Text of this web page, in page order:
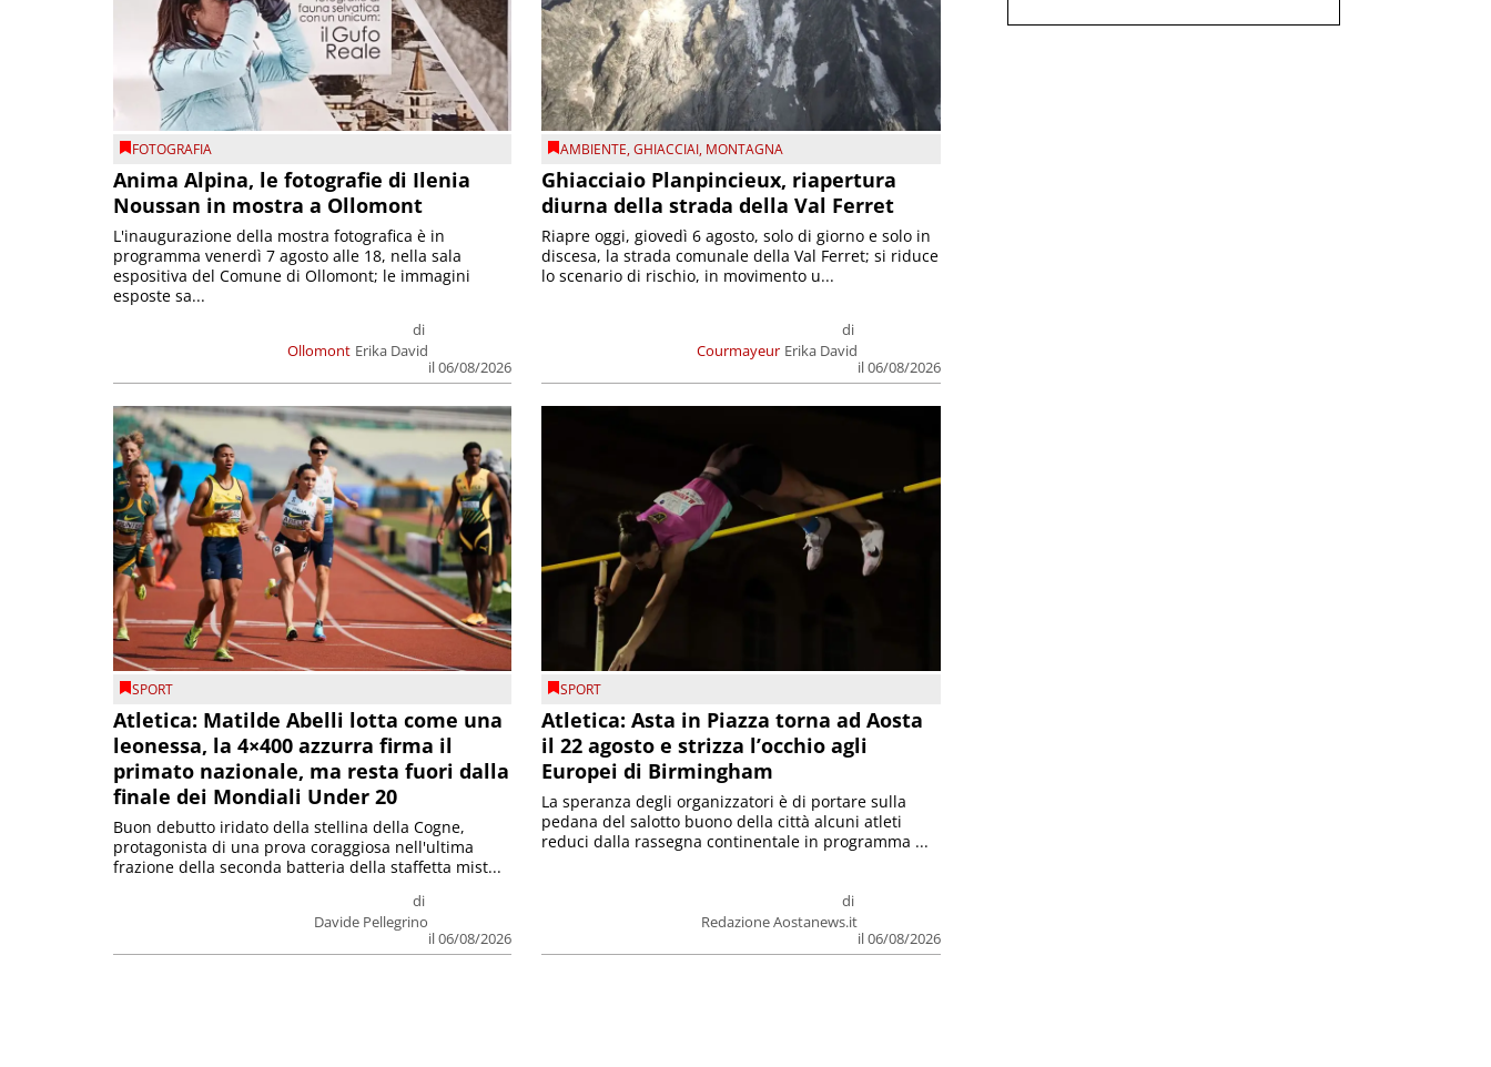
FOTOGRAFIA
Anima Alpina, le fotografie di Ilenia
Noussan in mostra a Ollomont
Ollomont
di
Erika David
il 06/08/2026
L'inaugurazione della mostra fotografica è in
programma venerdì 7 agosto alle 18, nella sala
espositiva del Comune di Ollomont; le immagini
esposte sa...
AMBIENTE,GHIACCIAI, MONTAGNA
Ghiacciaio Planpincieux, riapertura
diurna della strada della Val Ferret
Courmayeur
di
Erika David
il 06/08/2026
Riapre oggi, giovedì 6 agosto, solo di giorno e solo in
discesa, la strada comunale della Val Ferret; si riduce
lo scenario di rischio, in movimento u...
SPORT
Atletica: Matilde Abelli lotta come una
leonessa, la 4×400 azzurra firma il
primato nazionale, ma resta fuori dalla
finale dei Mondiali Under 20
di
Davide Pellegrino
il 06/08/2026
Buon debutto iridato della stellina della Cogne,
protagonista di una prova coraggiosa nell'ultima
frazione della seconda batteria della staffetta mist...
SPORT
Atletica: Asta in Piazza torna ad Aosta
il 22 agosto e strizza l’occhio agli
Europei di Birmingham
di
Redazione Aostanews.it
il 06/08/2026
La speranza degli organizzatori è di portare sulla
pedana del salotto buono della città alcuni atleti
reduci dalla rassegna continentale in programma ...